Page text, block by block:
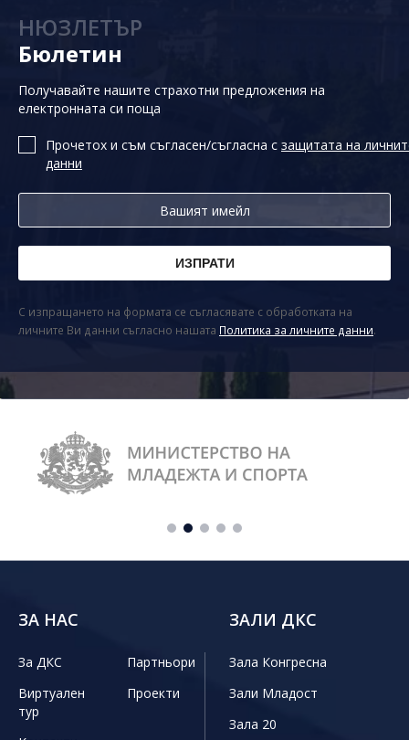
НЮЗЛЕТЪР
Бюлетин
Получавайте нашите страхотни предложения на
електронната си поща
Прочетох и съм съгласен/съгласна с защитата на
данни
С изпращането на формата се съгласявате с обработката на
личните Ви данни съгласно нашата Политика за личните данни.
ЗА НАС
За ДКС
Партньори
Виртуален
тур
Проекти
ЗАЛИ ДКС
Зала Конгресна
Зали Младост
Зала 20